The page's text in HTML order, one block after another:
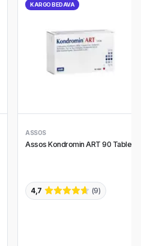
KARGO BEDAVA
ASSOS
Assos Kondromin ART 90 Tablet
4,7 (9)